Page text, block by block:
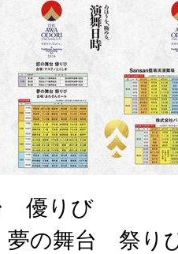
優りび
の舞台 祭り